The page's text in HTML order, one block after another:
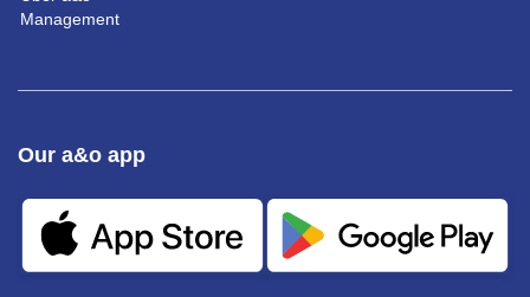
Management
Our a&o app